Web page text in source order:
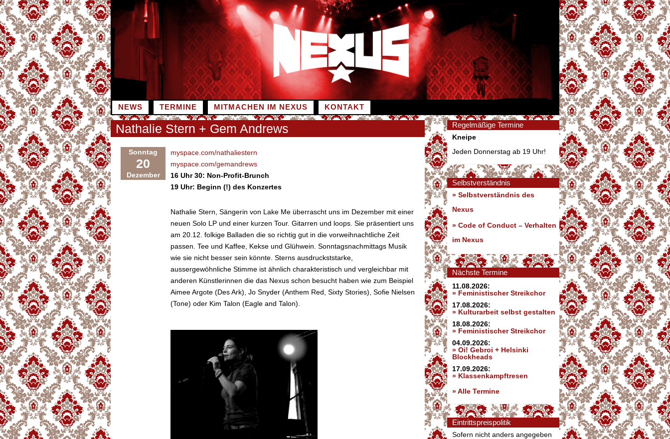
Zum
Inhalt
springen
NEWS TERMINE MITMACHEN IM NEXUS KONTAKT
Nathalie Stern + Gem Andrews
Sonntag
20
Dezember
myspace.com/nathaliestern
myspace.com/gemandrews
16 Uhr 30: Non-Profit-Brunch
19 Uhr: Beginn (!) des Konzertes
Nathalie Stern, Sängerin von Lake Me überrascht uns im Dezember mit einer
neuen Solo LP und einer kurzen Tour. Gitarren und loops. Sie präsentiert uns
am 20.12. folkige Balladen die so richtig gut in die vorweihnachtliche Zeit
passen. Tee und Kaffee, Kekse und Glühwein. Sonntagsnachmittags Musik
wie sie nicht besser sein könnte. Sterns ausdruckststarke,
aussergewöhnliche Stimme ist ähnlich charakteristisch und vergleichbar mit
anderen Künstlerinnen die das Nexus schon besucht haben wie zum Beispiel
Aimee Argote (Des Ark), Jo Snyder (Anthem Red, Sixty Stories), Sofie Nielsen
(Tone) oder Kim Talon (Eagle and Talon).
Regelmäßige Termine
Kneipe
Jeden Donnerstag ab 19 Uhr!
Selbstverständnis
» Selbstverständnis des
Nexus
» Code of Conduct – Verhalten
im Nexus
Nächste Termine
11.08.2026:
» Feministischer Streikchor
17.08.2026:
» Kulturarbeit selbst gestalten
18.08.2026:
» Feministischer Streikchor
04.09.2026:
» Oi! Gebroi + Helsinki
Blockheads
17.09.2026:
» Klassenkampftresen
» Alle Termine
Eintrittspreispolitik
Sofern nicht anders angegeben